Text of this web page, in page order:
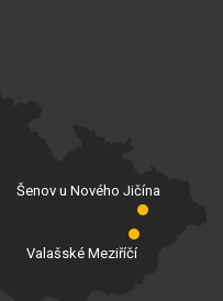
Valašské Meziříčí
Šenov u Nového Jičína